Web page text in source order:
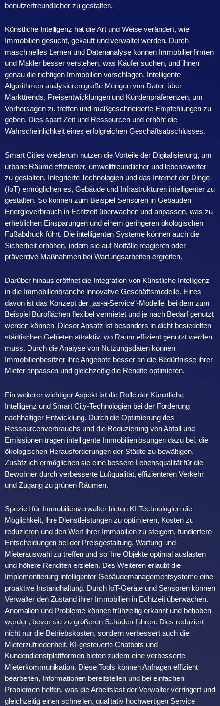
benutzerfreundlicher zu gestalten.
Künstliche Intelligenz hat die Art und Weise verändert, wie
Immobilien gesucht, gekauft und verwaltet werden. Durch
maschinelles Lernen und Datenanalyse können Immobilienfirmen
und Makler besser verstehen, was Käufer suchen, und ihnen
genau die richtigen Immobilien vorschlagen. Intelligente
Algorithmen analysieren große Mengen von Daten über
Markttrends, Preisentwicklungen und Kundenpräferenzen, um
Vorhersagen zu treffen und maßgeschneiderte Empfehlungen zu
geben. Dies spart Zeit und Ressourcen und erhöht die
Wahrscheinlichkeit eines erfolgreichen Geschäftsabschlusses.
Smart Cities wiederum nutzen die Vorteile der Digitalisierung, um
urbane Räume effizienter, umweltfreundlicher und lebenswerter
zu gestalten. Integrierte Technologien und das Internet der Dinge
(IoT) ermöglichen es, Gebäude und Infrastrukturen intelligenter zu
gestalten. So können zum Beispiel Sensoren in Gebäuden
Energieverbrauch in Echtzeit überwachen und anpassen, was zu
erheblichen Einsparungen und einem geringeren ökologischen
Fußabdruck führt. Die intelligenten Systeme können auch die
Sicherheit erhöhen, indem sie auf Notfälle reagieren oder
präventive Maßnahmen bei Wartungsarbeiten ergreifen.
Darüber hinaus eröffnet die Integration von Künstliche Intelligenz
in die Immobilienbranche innovative Geschäftsmodelle. Eines
davon ist das Konzept der „as-a-Service“-Modelle, bei dem zum
Beispiel Büroflächen flexibel vermietet und je nach Bedarf genutzt
werden können. Dieser Ansatz ist besonders in dicht besiedelten
städtischen Gebieten attraktiv, wo Raum effizient genutzt werden
muss. Durch die Analyse von Nutzungsdaten können
Immobilienbesitzer ihre Angebote besser an die Bedürfnisse ihrer
Mieter anpassen und gleichzeitig die Rendite optimieren.
Ein weiterer wichtiger Aspekt ist die Rolle der Künstliche
Intelligenz und Smart City-Technologien bei der Förderung
nachhaltiger Entwicklung. Durch die Optimierung des
Ressourcenverbrauchs und die Reduzierung von Abfall und
Emissionen tragen intelligente Immobilienlösungen dazu bei, die
ökologischen Herausforderungen der Städte zu bewältigen.
Zusätzlich ermöglichen sie eine bessere Lebensqualität für die
Bewohner durch verbesserte Luftqualität, effizienteren Verkehr
und Zugang zu grünen Räumen.
Speziell für Immobilienverwalter bieten KI-Technologien die
Möglichkeit, ihre Dienstleistungen zu optimieren, Kosten zu
reduzieren und den Wert ihrer Immobilien zu steigern, fundiertere
Entscheidungen bei der Preisgestaltung, Wartung und
Mieterauswahl zu treffen und so ihre Objekte optimal auslasten
und höhere Renditen erzielen. Des Weiteren erlaubt die
Implementierung intelligenter Gebäudemanagementsysteme eine
proaktive Instandhaltung. Durch IoT-Geräte und Sensoren können
Verwalter den Zustand ihrer Immobilien in Echtzeit überwachen.
Anomalien und Probleme können frühzeitig erkannt und behoben
werden, bevor sie zu größeren Schäden führen. Dies reduziert
nicht nur die Betriebskosten, sondern verbessert auch die
Mieterzufriedenheit. KI-gesteuerte Chatbots und
Kundendienstplattformen bieten zudem eine verbesserte
Mieterkommunikation. Diese Tools können Anfragen effizient
bearbeiten, Informationen bereitstellen und bei einfachen
Problemen helfen, was die Arbeitslast der Verwalter verringert und
gleichzeitig einen schnellen, qualitativ hochwertigen Service